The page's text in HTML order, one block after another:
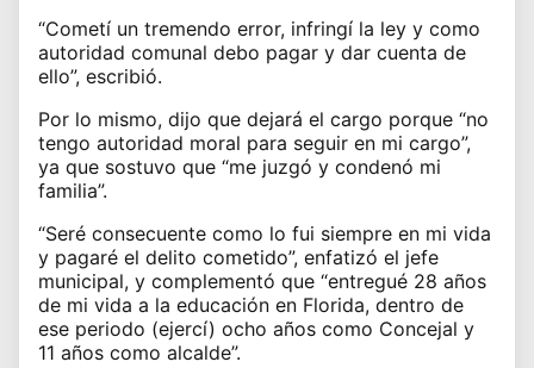
“Cometí un tremendo error, infringí la ley y como
autoridad comunal debo pagar y dar cuenta de
ello”, escribió.
Por lo mismo, dijo que dejará el cargo porque “no
tengo autoridad moral para seguir en mi cargo”,
ya que sostuvo que “me juzgó y condenó mi
familia”.
“Seré consecuente como lo fui siempre en mi vida
y pagaré el delito cometido”, enfatizó el jefe
municipal, y complementó que “entregué 28 años
de mi vida a la educación en Florida, dentro de
ese periodo (ejercí) ocho años como Concejal y
11 años como alcalde”.